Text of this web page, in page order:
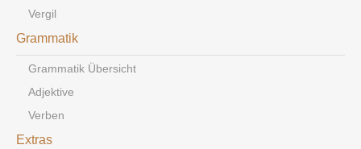
Vergil
Grammatik
Grammatik Übersicht
Adjektive
Verben
Extras